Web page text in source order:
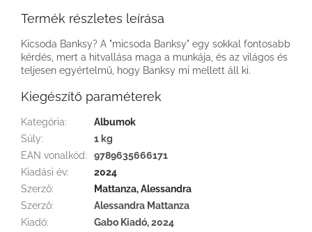
Termék részletes leírása
Kicsoda Banksy? A "micsoda Banksy" egy sokkal fontosabb
kérdés, mert a hitvallása maga a munkája, és az világos és
teljesen egyértelmű, hogy Banksy mi mellett áll ki.
Kiegészítő paraméterek
Kategória:
Albumok
Súly:
1 kg
EAN vonalkód:
9789635666171
Kiadási év:
2024
Szerző:
Mattanza, Alessandra
Szerző:
Alessandra Mattanza
Kiadó:
Gabo Kiadó, 2024